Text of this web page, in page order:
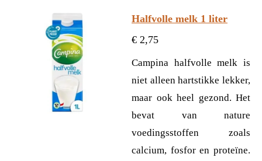
Halfvolle melk 1 liter
€ 2,75
Campina halfvolle melk is
niet alleen hartstikke lekker,
maar ook heel gezond. Het
bevat van nature
voedingsstoffen zoals
calcium, fosfor en proteïne.